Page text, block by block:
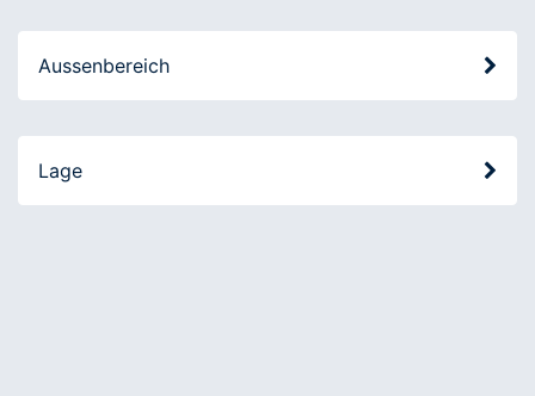
Aussenbereich
Lage